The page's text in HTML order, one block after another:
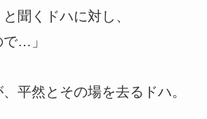
聞くドハに対し、
で…」
平然とその場を去るドハ。